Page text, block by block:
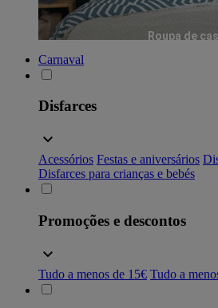
Roupa de
Carnaval
Disfarces
Acessórios Festas e aniversários
Disfarces para crianças e bebés
Promoções e descontos
Tudo a menos de 15€ Tudo a